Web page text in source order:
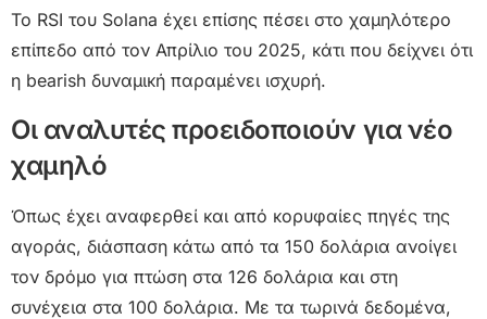
Το RSI του Solana έχει επίσης πέσει στο χαμηλότερο
επίπεδο από τον Απρίλιο του 2025, κάτι που δείχνει ότι
η bearish δυναμική παραμένει ισχυρή.
Οι αναλυτές προειδοποιούν για νέο
χαμηλό
Όπως έχει αναφερθεί και από κορυφαίες πηγές της
αγοράς, διάσπαση κάτω από τα 150 δολάρια ανοίγει
τον δρόμο για πτώση στα 126 δολάρια και στη
συνέχεια στα 100 δολάρια. Με τα τωρινά δεδομένα,